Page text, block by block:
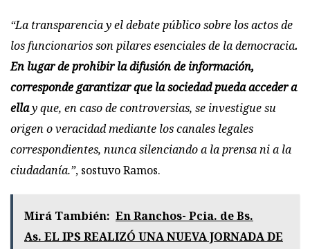
“La transparencia y el debate público sobre los actos de
los funcionarios son pilares esenciales de la democracia.
En lugar de prohibir la difusión de información,
corresponde garantizar que la sociedad pueda acceder a
ellay que, en caso de controversias, se investigue su
origen o veracidad mediante los canales legales
correspondientes, nunca silenciando a la prensa ni a la
ciudadanía.”, sostuvo Ramos.
Mirá También: En Ranchos- Pcia. de Bs.
As. EL IPS REALIZÓ UNA NUEVA JORNADA DE